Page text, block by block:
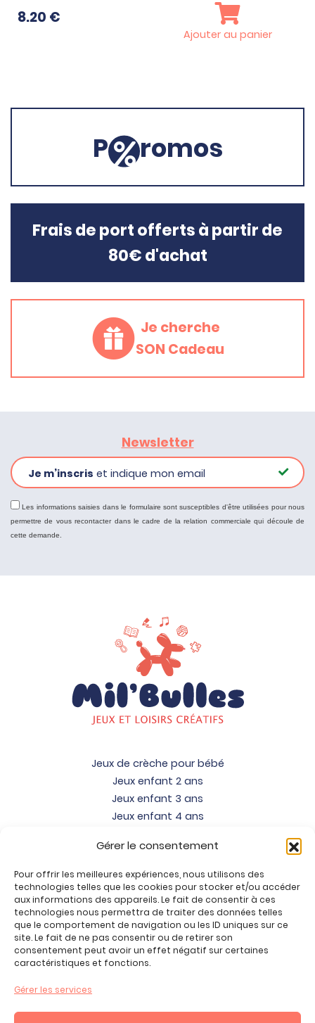
Gérer le consentement
Pour offrir les meilleures expériences, nous utilisons des
technologies telles que les cookies pour stocker et/ou accéder
aux informations des appareils. Le fait de consentir à ces
technologies nous permettra de traiter des données telles
que le comportement de navigation ou les ID uniques sur ce
site. Le fait de ne pas consentir ou de retirer son
consentement peut avoir un effet négatif sur certaines
caractéristiques et fonctions.
Gérer les services
8.20 €
Ajouter au panier
P romos
Frais de port offerts à partir de
80€ d'achat
Je cherche
SON Cadeau
Newsletter
Je m’inscris et indique mon email
Les informations saisies dans le formulaire sont susceptibles d'être utilisées pour nous
permettre de vous recontacter dans le cadre de la relation commerciale qui découle de
cette demande.
Jeux de crèche pour bébé
Jeux enfant 2 ans
Jeux enfant 3 ans
Jeux enfant 4 ans
Jeux enfant 6 ans
Jeux enfant 7 ans
Jeux enfant 8 ans
Jeux enfant 9 ans
Jeux enfant 10 ans
Jeux enfant 11 ans
Jeux enfant 12 ans
Promos jeux de loisirs créatifs
Plan du site